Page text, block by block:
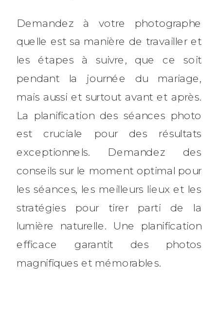
Demandez à votre photographe
quelle est sa manière de travailler et
les étapes à suivre, que ce soit
pendant la journée du mariage,
mais aussi et surtout avant et après.
La planification des séances photo
est cruciale pour des résultats
exceptionnels. Demandez des
conseils sur le moment optimal pour
les séances, les meilleurs lieux et les
stratégies pour tirer parti de la
lumière naturelle. Une planification
efficace garantit des photos
magnifiques et mémorables.